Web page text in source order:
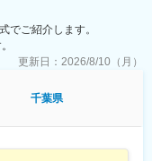
ース）」を受講し、認定
費用は当社負担）。
計画に沿って、先輩コン
画策定、人事、IT、
習得します。
中小企業診断士や社会保
す（過去3年に入社した
でご紹介します。
更新日： 2026/8/10（月）
千葉県